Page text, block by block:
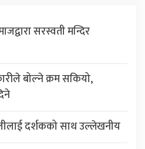
सरस्वती मन्दिर
बोल्ने क्रम सकियो,
दर्शकको साथ उल्लेखनीय